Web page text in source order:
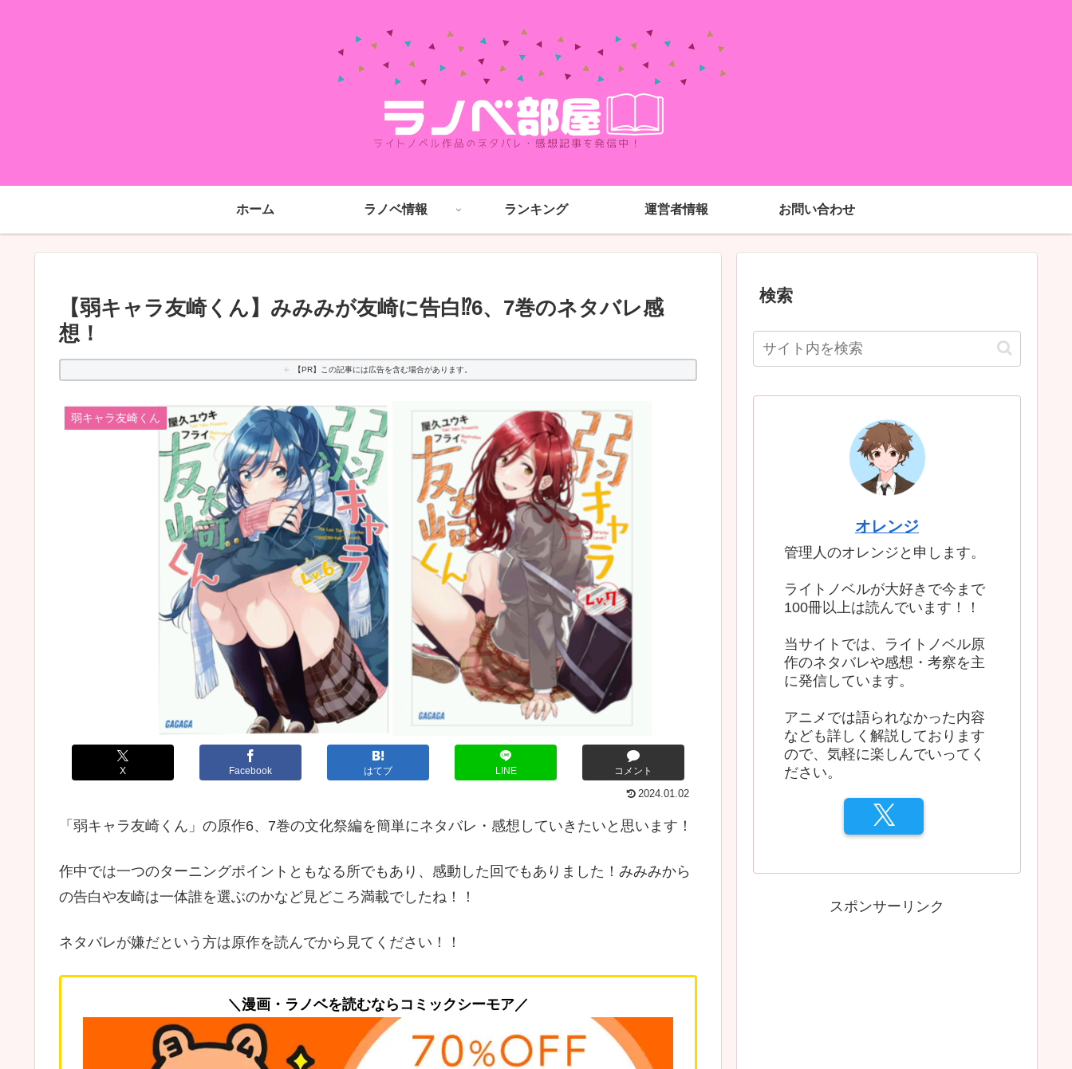
ホーム ラノベ情報 ランキング 運営者情報 お問い合わせ
【弱キャラ友崎くん】みみみが友崎に告白⁉6、7巻のネタバレ感
想！
【PR】この記事には広告を含む場合があります。
弱キャラ友崎くん
X Facebook はてブ LINE コメント
2024.01.02
「弱キャラ友崎くん」の原作6、7巻の文化祭編を簡単にネタバレ・感想していきたいと思います！
作中では一つのターニングポイントともなる所でもあり、感動した回でもありました！みみみから
の告白や友崎は一体誰を選ぶのかなど見どころ満載でしたね！！
ネタバレが嫌だという方は原作を読んでから見てください！！
＼漫画・ラノベを読むならコミックシーモア／
検索
オレンジ
管理人のオレンジと申します。
ライトノベルが大好きで今まで
100冊以上は読んでいます！！
当サイトでは、ライトノベル原
作のネタバレや感想・考察を主
に発信しています。
アニメでは語られなかった内容
なども詳しく解説しております
ので、気軽に楽しんでいってく
ださい。
スポンサーリンク